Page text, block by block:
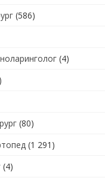
(586)
(4)
(80)
(1 291)
(4)